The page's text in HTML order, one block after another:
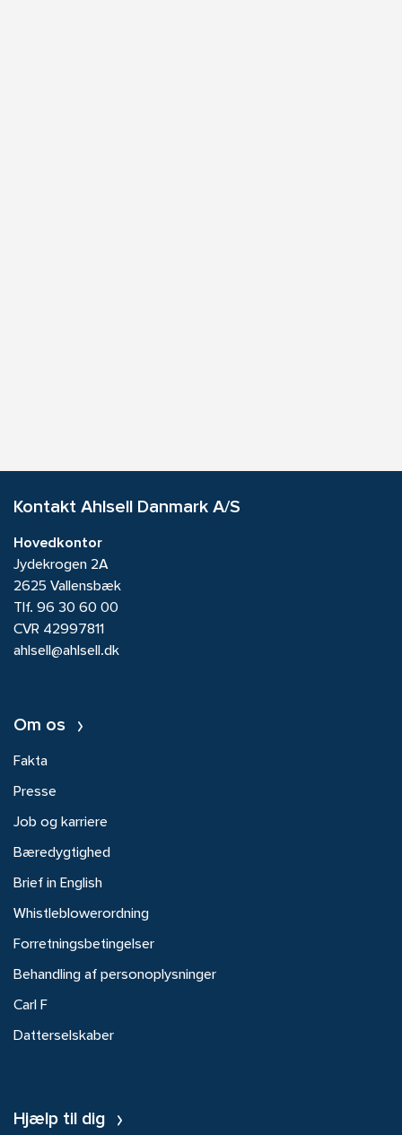
Kontakt Ahlsell Danmark A/S
Hovedkontor
Jydekrogen 2A
2625 Vallensbæk
Tlf. 96 30 60 00
CVR 42997811
ahlsell@ahlsell.dk
Om os
Fakta
Presse
Job og karriere
Bæredygtighed
Brief in English
Whistleblowerordning
Forretningsbetingelser
Behandling af personoplysninger
Carl F
Datterselskaber
Hjælp til dig